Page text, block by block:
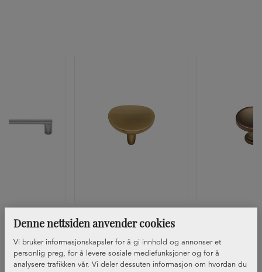
Denne nettsiden anvender cookies
Vi bruker informasjonskapsler for å gi innhold og annonser et
personlig preg, for å levere sosiale mediefunksjoner og for å
analysere trafikken vår. Vi deler dessuten informasjon om hvordan du